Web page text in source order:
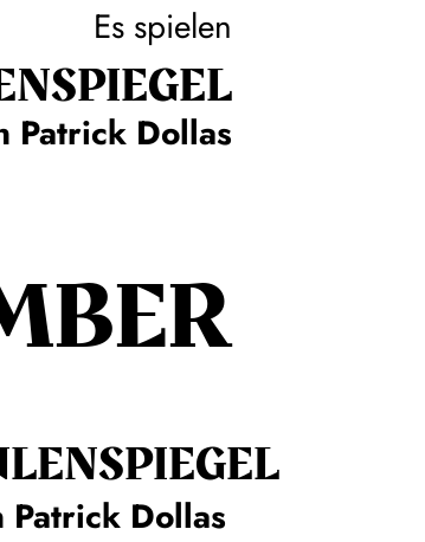
Es spielen
Patrick Dollas
Patrick Dollas